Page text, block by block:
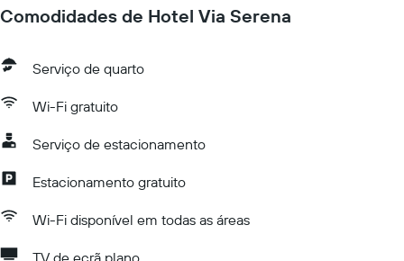
Comodidades de Hotel Via Serena
Serviço de quarto
Wi-Fi gratuito
Serviço de estacionamento
Estacionamento gratuito
Wi-Fi disponível em todas as áreas
TV de ecrã plano